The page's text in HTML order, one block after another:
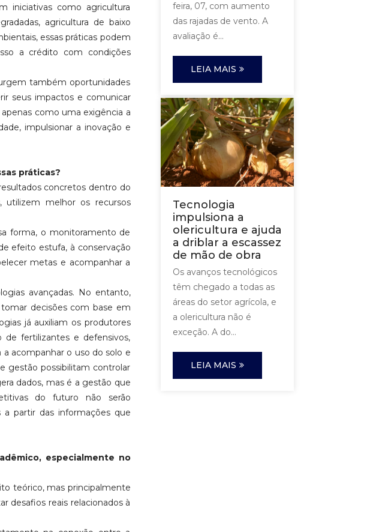
iniciativas como agricultura
agricultura de baixo
essas práticas podem
a crédito com condições
também oportunidades
seus impactos e comunicar
como uma exigência a
impulsionar a inovação e
práticas?
concretos dentro do
utilizem melhor os recursos
forma, o monitoramento de
efeito estufa, à conservação
metas e acompanhar a
avançadas. No entanto,
decisões com base em
já auxiliam os produtores
de fertilizantes e defensivos,
acompanhar o uso do solo e
gestão possibilitam controlar
dados, mas é a gestão que
do futuro não serão
a partir das informações que
especialmente no
teórico, mas principalmente
desafios reais relacionados à
feira, 07, com aumento
das rajadas de vento. A
avaliação é...
LEIA MAIS
Tecnologia
impulsiona a
olericultura e ajuda
a driblar a escassez
de mão de obra
Os avanços tecnológicos
têm chegado a todas as
áreas do setor agrícola, e
a olericultura não é
exceção. A do...
LEIA MAIS